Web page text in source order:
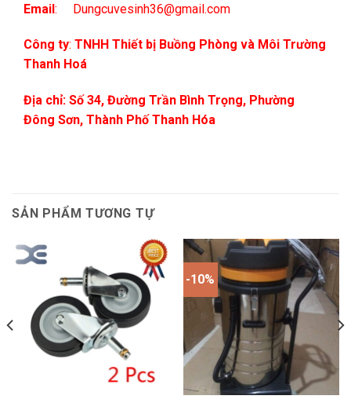
Email: Dungcuvesinh36@gmail.com
Công ty: TNHH Thiết bị Buồng Phòng và Môi Trường
Thanh Hoá
Địa chỉ: Số 34, Đường Trần Bình Trọng, Phường
Đông Sơn, Thành Phố Thanh Hóa
SẢN PHẨM TƯƠNG TỰ
-10%